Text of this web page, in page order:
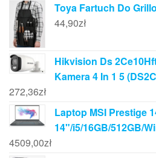
Toya Fartuch Do
44,90zł
Hikvision Ds
Kamera 4 In 1 5
272,36zł
Laptop MSI Prestige
14"/i5/16GB/512GB/
4509,00zł